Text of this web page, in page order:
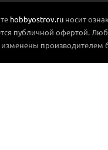
hobbyostrov.ru носит
публичной офертой.
изменены производителем